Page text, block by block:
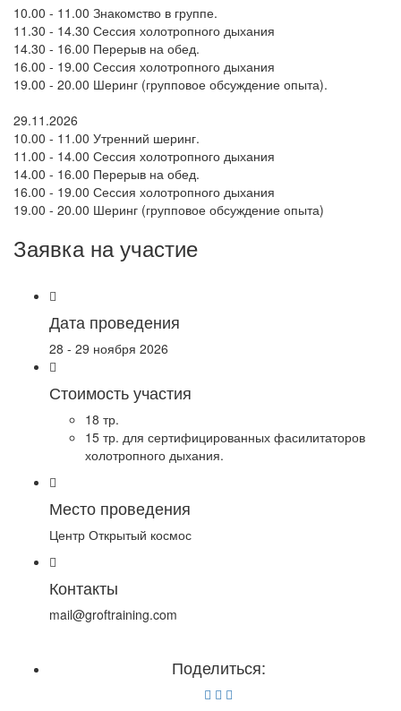
10.00 - 11.00 Знакомство в группе.
11.30 - 14.30 Сессия холотропного дыхания
14.30 - 16.00 Перерыв на обед.
16.00 - 19.00 Сессия холотропного дыхания
19.00 - 20.00 Шеринг (групповое обсуждение опыта).
29.11.2026
10.00 - 11.00 Утренний шеринг.
11.00 - 14.00 Сессия холотропного дыхания
14.00 - 16.00 Перерыв на обед.
16.00 - 19.00 Сессия холотропного дыхания
19.00 - 20.00 Шеринг (групповое обсуждение опыта)
Заявка на участие
Дата проведения
28 - 29 ноября 2026
Стоимость участия
18 тр.
15 тр. для сертифицированных фасилитаторов
холотропного дыхания.
Место проведения
Центр Открытый космос
Контакты
mail@groftraining.com
Поделиться: